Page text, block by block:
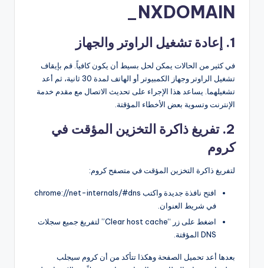
_NXDOMAIN
1. إعادة تشغيل الراوتر والجهاز
في كثير من الحالات يمكن لحل بسيط أن يكون كافياً. قم بإيقاف
تشغيل الراوتر وجهاز الكمبيوتر أو الهاتف لمدة 30 ثانية، ثم أعد
تشغيلهما. يساعد هذا الإجراء على تحديث الاتصال مع مقدم خدمة
الإنترنت وتسوية بعض الأخطاء المؤقتة.
2. تفريغ ذاكرة التخزين المؤقت في
كروم
لتفريغ ذاكرة التخزين المؤقت في متصفح كروم:
افتح نافذة جديدة واكتب chrome://net-internals/#dns
في شريط العنوان.
اضغط على زر “Clear host cache” لتفريغ جميع سجلات
DNS المؤقتة.
بعدها أعد تحميل الصفحة وهكذا تتأكد من أن كروم سيجلب